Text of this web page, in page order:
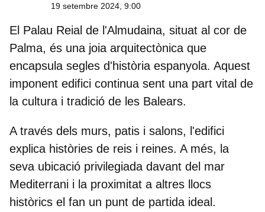
19 setembre 2024, 9:00
El Palau Reial de l'Almudaina, situat al cor de
Palma, és una joia arquitectònica que
encapsula segles d'història espanyola. Aquest
imponent edifici continua sent una part vital de
la cultura i tradició de les Balears.
A través dels murs, patis i salons, l'edifici
explica històries de reis i reines. A més, la
seva ubicació privilegiada davant del mar
Mediterrani i la proximitat a altres llocs
històrics el fan un punt de partida ideal.